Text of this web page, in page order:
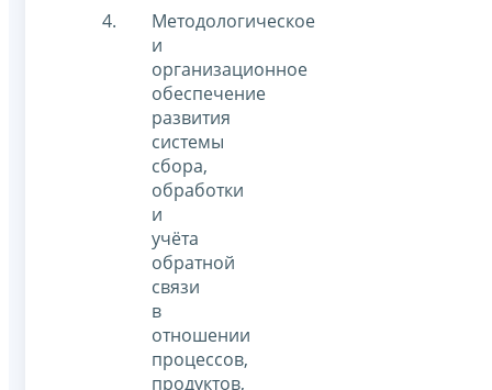
Методологическое
и
организационное
обеспечение
развития
системы
сбора,
обработки
и
учёта
обратной
связи
в
отношении
процессов,
продуктов,